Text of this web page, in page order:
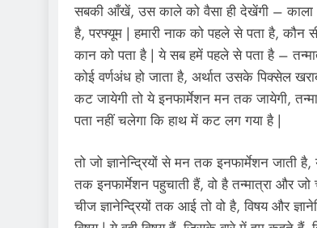
सबकी आँखें, उस काले को वैसा ही देखेंगी –
है, परफ्यूम | हमारी नाक को पहले से पता है,
कान को पता है | ये सब हमें पहले से पता है –
कोई वर्णअंध हो जाता है, अर्थात उसके पिक्सेल
कट जायेगी तो ये इनफार्मेशन मन तक जायेगी,
पता नहीं चलेगा कि हाथ में कट लग गया है |
तो जो ज्ञानेन्द्रियों से मन तक इनफार्मेशन जाती
तक इनफार्मेशन पहुचाती हैं, वो है तन्मात्रा और
चीज ज्ञानेन्द्रियों तक आई तो वो है, विषय और